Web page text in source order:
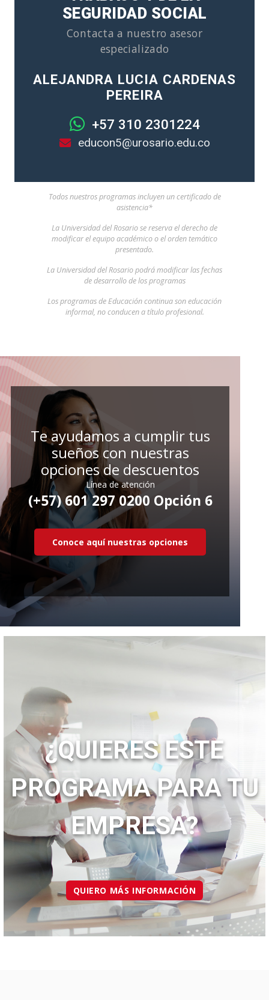
SEGURIDAD SOCIAL
Contacta a nuestro asesor
especializado
ALEJANDRA LUCIA CARDENAS
PEREIRA
+57 310 2301224
educon5@urosario.edu.co
Todos nuestros programas incluyen un certificado de
asistencia*
La Universidad del Rosario se reserva el derecho de
modificar el equipo académico o el orden temático
presentado.
La Universidad del Rosario podrá modificar las fechas
de desarrollo de los programas
Los programas de Educación continua son educación
informal, no conducen a título profesional.
Te ayudamos a cumplir tus
sueños con nuestras
opciones de descuentos
Línea de atención
(+57) 601 297 0200 Opción 6
Conoce aquí nuestras opciones
¿QUIERES ESTE
PROGRAMA PARA TU
EMPRESA?
QUIERO MÁS INFORMACIÓN